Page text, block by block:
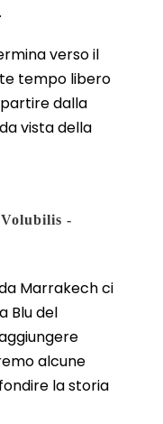
verso il
tempo libero
dalla
vista della
-
Marrakech ci
Blu del
alcune
la storia